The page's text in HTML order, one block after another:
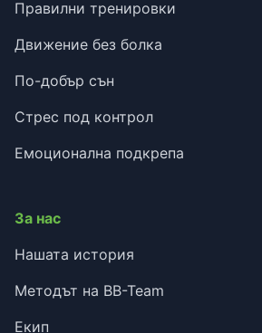
Правилни тренировки
Движение без болка
По-добър сън
Стрес под контрол
Емоционална подкрепа
За нас
Нашата история
Методът на BB-Team
Екип